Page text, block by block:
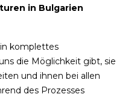
in Bulgarien
komplettes
die Möglichkeit gibt, sie
und ihnen bei allen
des Prozesses